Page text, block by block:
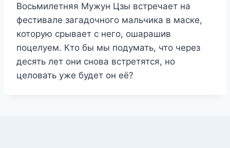
Восьмилетняя Мужун Цзы встречает на
фестивале загадочного мальчика в маске,
которую срывает с него, ошарашив
поцелуем. Кто бы мы подумать, что через
десять лет они снова встретятся, но
целовать уже будет он её?